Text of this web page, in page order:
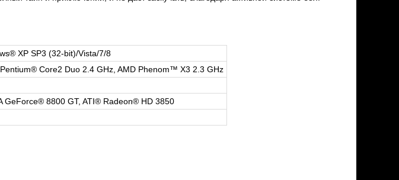
XP SP3 (32-bit)/Vista/7/8
Core2 Duo 2.4 GHz, AMD Phenom™ X3 2.3 GHz
GeForce® 8800 GT, ATI® Radeon® HD 3850